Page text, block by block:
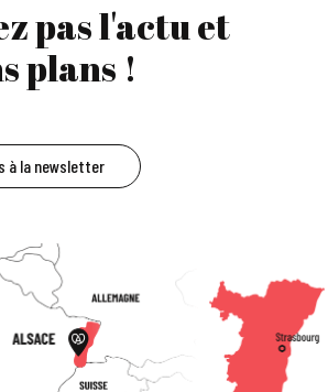
pas l'actu et
plans !
à la newsletter